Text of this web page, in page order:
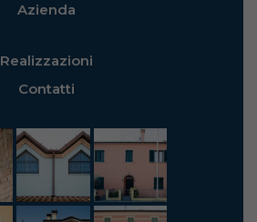
Azienda
Realizzazioni
Contatti